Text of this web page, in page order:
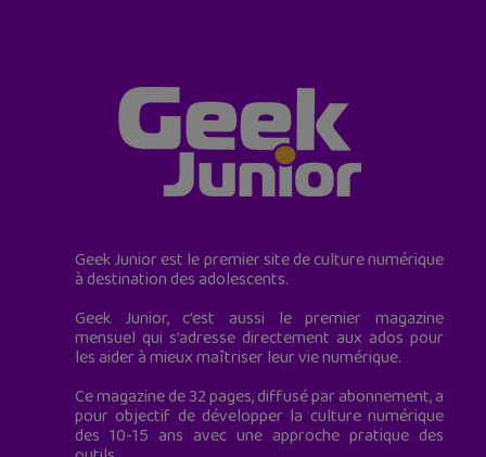
Geek Junior est le premier site de culture numérique
à destination des adolescents.
Geek Junior, c’est aussi le premier magazine
mensuel qui s’adresse directement aux ados pour
les aider à mieux maîtriser leur vie numérique.
Ce magazine de 32 pages, diffusé par abonnement, a
pour objectif de développer la culture numérique
des 10-15 ans avec une approche pratique des